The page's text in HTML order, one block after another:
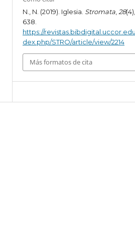
N., N. (2019). Iglesia. Stromata 28
638.
https://
dex.php/STRO/article/view/2214
Más formatos de cita